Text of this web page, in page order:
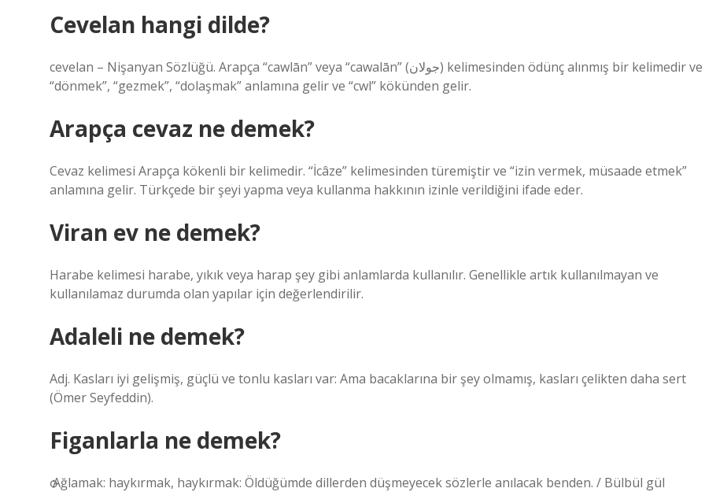
Cevelan hangi dilde?
cevelan – Nişanyan Sözlüğü. Arapça “cawlān” veya “cawalān” (جولان) kelimesinden ödünç alınmış bir kelimedir ve
“dönmek”, “gezmek”, “dolaşmak” anlamına gelir ve “cwl” kökünden gelir.
Arapça cevaz ne demek?
Cevaz kelimesi Arapça kökenli bir kelimedir. “İcâze” kelimesinden türemiştir ve “izin vermek, müsaade etmek”
anlamına gelir. Türkçede bir şeyi yapma veya kullanma hakkının izinle verildiğini ifade eder.
Viran ev ne demek?
Harabe kelimesi harabe, yıkık veya harap şey gibi anlamlarda kullanılır. Genellikle artık kullanılmayan ve
kullanılamaz durumda olan yapılar için değerlendirilir.
Adaleli ne demek?
Adj. Kasları iyi gelişmiş, güçlü ve tonlu kasları var: Ama bacaklarına bir şey olmamış, kasları çelikten daha sert
(Ömer Seyfeddin).
Figanlarla ne demek?
ѻ Ağlamak: haykırmak, haykırmak: Öldüğümde dillerden düşmeyecek sözlerle anılacak benden. / Bülbül gül